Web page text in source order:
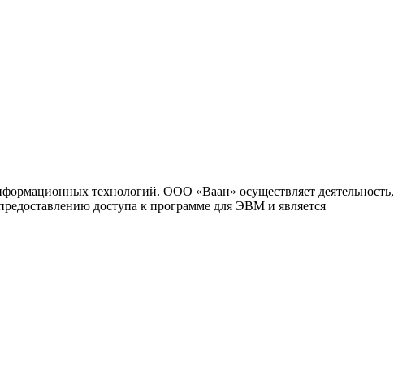
технологий. ООО «Ваан» осуществляет деятельность,
доступа к программе для ЭВМ и является